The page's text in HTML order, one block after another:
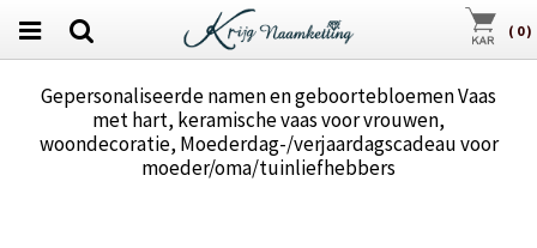
( 0)
Gepersonaliseerde namen en geboortebloemen Vaas
met hart, keramische vaas voor vrouwen,
woondecoratie, Moederdag-/verjaardagscadeau voor
moeder/oma/tuinliefhebbers